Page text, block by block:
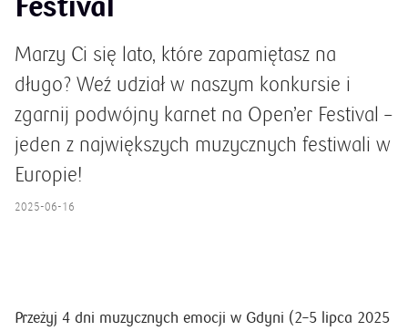
Festival
Marzy Ci się lato, które zapamiętasz na
długo? Weź udział w naszym konkursie i
zgarnij podwójny karnet na Open’er Festival –
jeden z największych muzycznych festiwali w
Europie!
2025-06-16
Przeżyj 4 dni muzycznych emocji w Gdyni (2–5 lipca 2025